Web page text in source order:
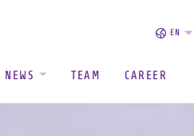
NEWS TEAM CAREER
EN